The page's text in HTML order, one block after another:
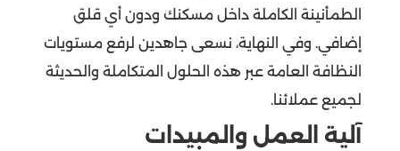
الطمأنينة الكاملة داخل مسكنك ودون أي قلق
إضافي. وفي النهاية، نسعى جاهدين لرفع مستويات
النظافة العامة عبر هذه الحلول المتكاملة والحديثة
لجميع عملائنا.
آلية العمل والمبيدات